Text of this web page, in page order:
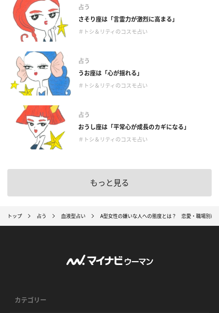
占う
さそり座は「言霊力が激烈に高まる」
＃トシ＆リティのコスモ占い
占う
うお座は「心が揺れる」
＃トシ＆リティのコスモ占い
占う
おうし座は「平常心が成長のカギになる」
＃トシ＆リティのコスモ占い
もっと見る
トップ 占う 血液型占い A型女性の嫌いな人への態度とは？ 恋愛・職場別に
カテゴリー